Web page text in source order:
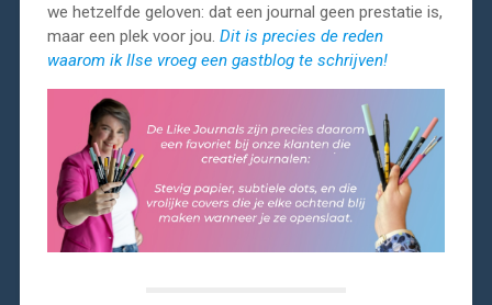
we hetzelfde geloven: dat een journal geen prestatie is,
maar een plek voor jou. Dit is precies de reden
waarom ik Ilse vroeg een gastblog te schrijven!